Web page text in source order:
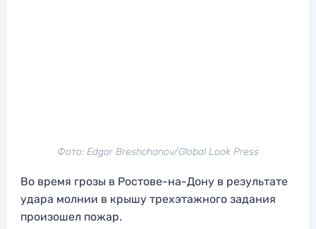
Фото: Edgar Breshchanov/Global Look Press
Во время грозы в Ростове-на-Дону в результате
удара молнии в крышу трехэтажного задания
произошел пожар.